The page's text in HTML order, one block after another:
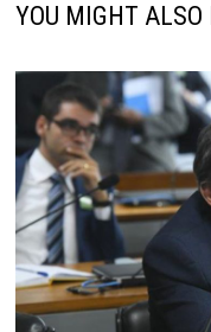
YOU MIGHT ALSO